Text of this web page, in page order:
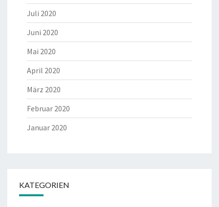
Juli 2020
Juni 2020
Mai 2020
April 2020
März 2020
Februar 2020
Januar 2020
KATEGORIEN